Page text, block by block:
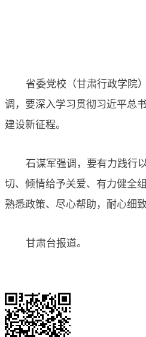
省委党校（甘肃行政学院）
调，要深入学习贯彻习近平总
建设新征程。
石谋军强调，要有力践行
切、倾情给予关爱、有力健全
熟悉政策、尽心帮助，耐心细
甘肃台报道。